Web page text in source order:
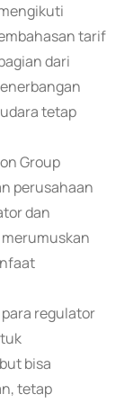
tarif
dari
tetap
Group
perusahaan
dan
regulator
bisa
tetap